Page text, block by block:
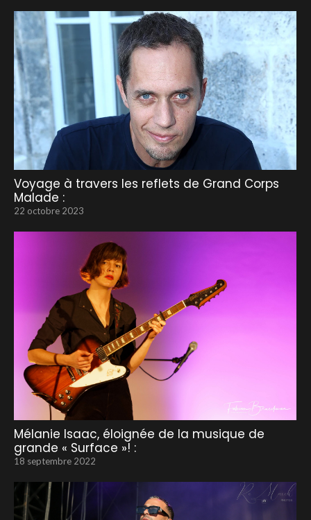
Voyage à travers les reflets de Grand Corps
Malade :
22 octobre 2023
Mélanie Isaac, éloignée de la musique de
grande « Surface »! :
18 septembre 2022